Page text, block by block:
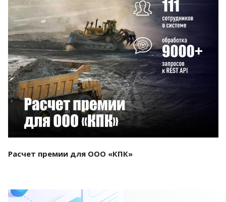
Смотреть проект
Расчет премии для ООО «КПК»